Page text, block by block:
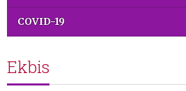
COVID-19
Ekbis